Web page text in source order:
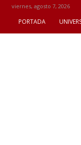
viernes, agosto 7, 2026
PORTADA